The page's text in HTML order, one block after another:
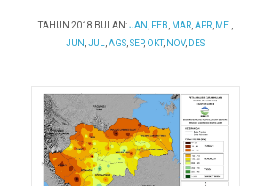
TAHUN 2018 BULAN:JAN FEB MAR, APR, MEI
JUN ,JUL ,AGS ,SEP, OKT, NOV, DES